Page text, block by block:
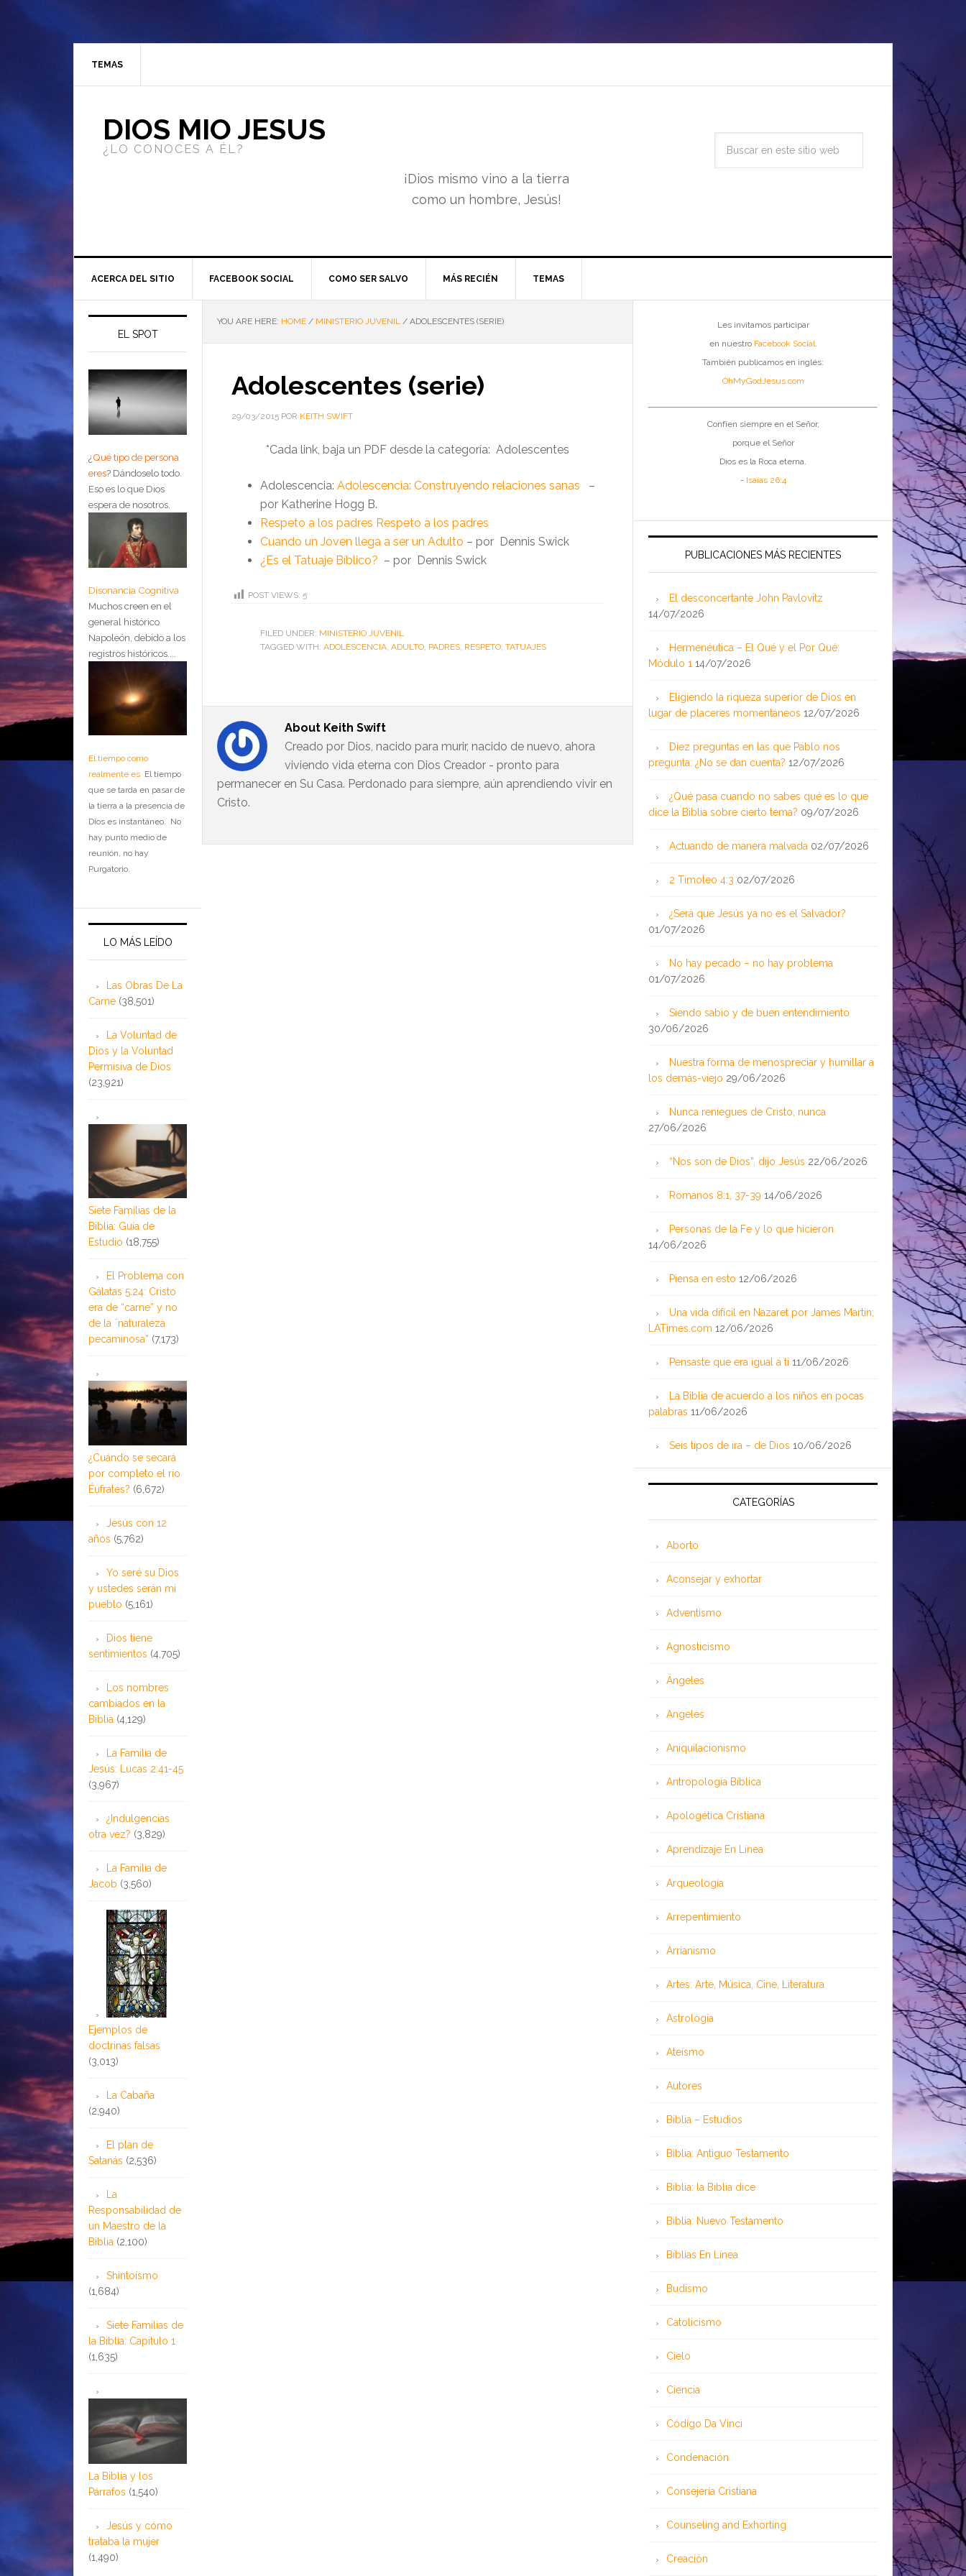
TEMAS
DIOS MIO JESUS
¿LO CONOCES A ÉL?
¡Dios mismo vino a la tierra
como un hombre, Jesús!
ACERCA DEL SITIO FACEBOOK SOCIAL COMO SER SALVO MÁS RECIÉN TEMAS
YOU ARE HERE: HOME / MINISTERIO JUVENIL / ADOLESCENTES (SERIE)
Adolescentes (serie)
29/03/2015 POR KEITH SWIFT
*Cada link, baja un PDF desde la categoría: Adolescentes
Adolescencia: Adolescencia: Construyendo relaciones sanas –
por Katherine Hogg B.
Respeto a los padres Respeto a los padres
Cuando un Joven llega a ser un Adulto – por Dennis Swick
¿Es el Tatuaje Bíblico? – por Dennis Swick
POST VIEWS: 5
FILED UNDER: MINISTERIO JUVENIL
TAGGED WITH: ADOLESCENCIA, ADULTO, PADRES, RESPETO, TATUAJES
About Keith Swift
Creado por Dios, nacido para murir, nacido de nuevo, ahora
viviendo vida eterna con Dios Creador - pronto para
permanecer en Su Casa. Perdonado para siempre, aún aprendiendo vivir en
Cristo.
Les invitamos participar
en nuestro Facebook Social.
También publicamos en inglés:
OhMyGodJesus.com
Confíen siempre en el Señor,
porque el Señor
Dios es la Roca eterna.
- Isaías 26:4
PUBLICACIONES MÁS RECIENTES
El desconcertante John Pavlovitz
14/07/2026
Hermenéutica – El Qué y el Por Qué:
Módulo 1 14/07/2026
Eligiendo la riqueza superior de Dios en
lugar de placeres momentáneos 12/07/2026
Diez preguntas en las que Pablo nos
pregunta: ¿No se dan cuenta? 12/07/2026
¿Qué pasa cuando no sabes qué es lo que
dice la Biblia sobre cierto tema? 09/07/2026
Actuando de manera malvada 02/07/2026
2 Timoteo 4:3 02/07/2026
¿Será que Jesús ya no es el Salvador?
01/07/2026
No hay pecado – no hay problema
01/07/2026
Siendo sabio y de buen entendimiento
30/06/2026
Nuestra forma de menospreciar y humillar a
los demás-viejo 29/06/2026
Nunca reniegues de Cristo, nunca
27/06/2026
“Nos son de Dios”, dijo Jesús 22/06/2026
Romanos 8:1, 37-39 14/06/2026
Personas de la Fe y lo que hicieron
14/06/2026
Piensa en esto 12/06/2026
Una vida difícil en Nazaret por James Martin;
LATimes.com 12/06/2026
Pensaste que era igual a ti 11/06/2026
La Biblia de acuerdo a los niños en pocas
palabras 11/06/2026
Seis tipos de ira – de Dios 10/06/2026
CATEGORÍAS
Aborto
Aconsejar y exhortar
Adventismo
Agnosticismo
Ángeles
Angeles
Aniquilacionismo
Antropología Bíblica
Apologética Cristiana
Aprendizaje En Línea
Arqueología
Arrepentimiento
Arrianismo
Artes: Arte, Música, Cine, Literatura
Astrología
Ateísmo
Autores
Biblia – Estudios
Biblia: Antiguo Testamento
Biblia: la Biblia dice
Biblia: Nuevo Testamento
Bíblias En Línea
Budismo
Catolicismo
Cielo
Ciencia
Código Da Vinci
Condenación
Consejería Cristiana
Counseling and Exhorting
Creación
EL SPOT
¿Qué tipo de persona
eres? Dándoselo todo.
Eso es lo que Dios
espera de nosotros.
Disonancia Cognitiva
Muchos creen en el
general histórico
Napoleón, debido a los
registros históricos....
El tiempo como
realmente es El tiempo
que se tarda en pasar de
la tierra a la presencia de
Dios es instantáneo. No
hay punto medio de
reunión, no hay
Purgatorio.
LO MÁS LEÍDO
Las Obras De La
Carne (38,501)
La Voluntad de
Dios y la Voluntad
Permisiva de Dios
(23,921)
Siete Familias de la
Biblia: Guía de
Estudio (18,755)
El Problema con
Gálatas 5:24: Cristo
era de “carne” y no
de la ¨naturaleza
pecaminosa” (7,173)
¿Cuándo se secará
por completo el río
Éufrates? (6,672)
Jesús con 12
años (5,762)
Yo seré su Dios
y ustedes serán mi
pueblo (5,161)
Dios tiene
sentimientos (4,705)
Los nombres
cambiados en la
Biblia (4,129)
La Familia de
Jesús: Lucas 2:41-45
(3,967)
¿Indulgencias
otra vez? (3,829)
La Familia de
Jacob (3,560)
Ejemplos de
doctrinas falsas
(3,013)
La Cabaña
(2,940)
El plan de
Satanás (2,536)
La
Responsabilidad de
un Maestro de la
Biblia (2,100)
Shintoísmo
(1,684)
Siete Familias de
la Biblia: Capítulo 1
(1,635)
La Biblia y los
Párrafos (1,540)
Jesús y cómo
trataba la mujer
(1,490)